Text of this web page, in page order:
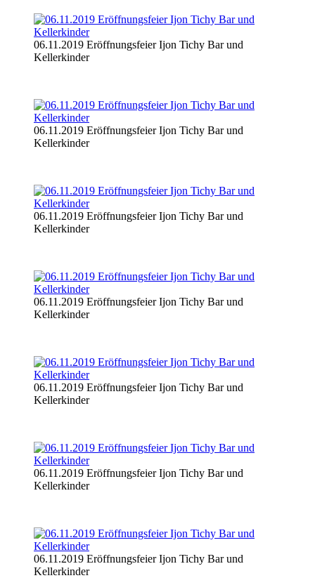
06.11.2019 Eröffnungsfeier Ijon Tichy Bar und
Kellerkinder
06.11.2019 Eröffnungsfeier Ijon Tichy Bar und
Kellerkinder
06.11.2019 Eröffnungsfeier Ijon Tichy Bar und
Kellerkinder
06.11.2019 Eröffnungsfeier Ijon Tichy Bar und
Kellerkinder
06.11.2019 Eröffnungsfeier Ijon Tichy Bar und
Kellerkinder
06.11.2019 Eröffnungsfeier Ijon Tichy Bar und
Kellerkinder
06.11.2019 Eröffnungsfeier Ijon Tichy Bar und
Kellerkinder